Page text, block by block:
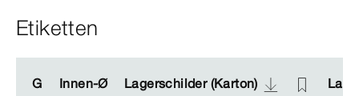
Etiketten
G Innen-Ø Lagerschilder (Karton)
G Innen-Ø Lagerschilder (Karton)